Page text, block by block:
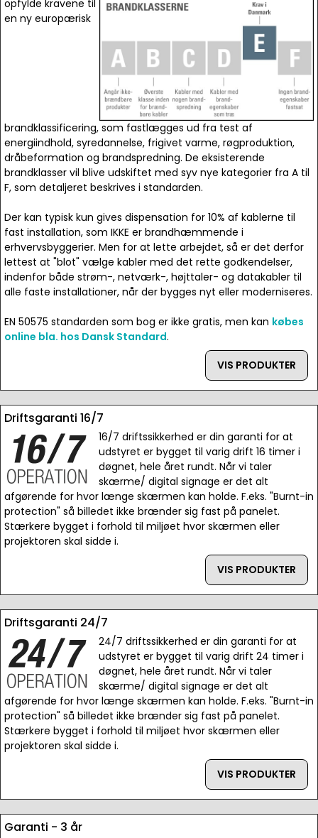
opfylde kravene til
en ny europærisk
brandklassificering, som fastlægges ud fra test af
energiindhold, syredannelse, frigivet varme, røgproduktion,
dråbeformation og brandspredning. De eksisterende
brandklasser vil blive udskiftet med syv nye kategorier fra A til
F, som detaljeret beskrives i standarden.
Der kan typisk kun gives dispensation for 10% af kablerne til
fast installation, som IKKE er brandhæmmende i
erhvervsbyggerier. Men for at lette arbejdet, så er det derfor
lettest at "blot" vælge kabler med det rette godkendelser,
indenfor både strøm-, netværk-, højttaler- og datakabler til
alle faste installationer, når der bygges nyt eller moderniseres.
EN 50575 standarden som bog er ikke gratis, men kan købes
online bla. hos Dansk Standard.
VIS PRODUKTER
Driftsgaranti 16/7
16/7 driftssikkerhed er din garanti for at
udstyret er bygget til varig drift 16 timer i
døgnet, hele året rundt. Når vi taler
skærme/ digital signage er det alt
afgørende for hvor længe skærmen kan holde. F.eks. "Burnt-in
protection" så billedet ikke brænder sig fast på panelet.
Stærkere bygget i forhold til miljøet hvor skærmen eller
projektoren skal sidde i.
VIS PRODUKTER
Driftsgaranti 24/7
24/7 driftssikkerhed er din garanti for at
udstyret er bygget til varig drift 24 timer i
døgnet, hele året rundt. Når vi taler
skærme/ digital signage er det alt
afgørende for hvor længe skærmen kan holde. F.eks. "Burnt-in
protection" så billedet ikke brænder sig fast på panelet.
Stærkere bygget i forhold til miljøet hvor skærmen eller
projektoren skal sidde i.
VIS PRODUKTER
Garanti - 3 år